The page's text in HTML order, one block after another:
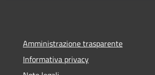
Amministrazione trasparente
Informativa privacy